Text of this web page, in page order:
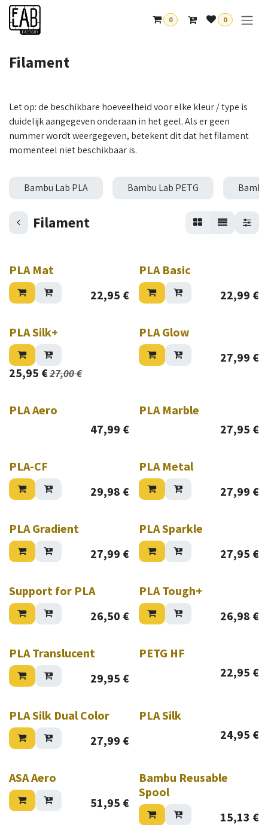
Overslaan naar inhoud
0 0
Filament
Let op: de beschikbare hoeveelheid voor elke kleur / type is
duidelijk aangegeven onderaan in het geel. Als er geen
nummer wordt weergegeven, betekent dit dat het filament
momenteel niet beschikbaar is.
Bambu Lab PLA Bambu Lab PETG
Filament
PLA Mat
22,95 €
PLA Basic
22,99 €
PLA Silk+
25,95 €27,00€
PLA Glow
27,99 €
PLA Aero
47,99 €
PLA Marble
27,95 €
PLA-CF
29,98 €
PLA Metal
27,99 €
PLA Gradient
27,99 €
PLA Sparkle
27,95 €
Haast je zolang de voorraad strekt!
Support for PLA
26,50 €
PLA Tough+
26,98 €
PLA Translucent
29,95 € Haast je zolang de voorraad strekt!
PETG HF
22,95 €
PLA Silk Dual Color
27,99 € Haast je zolang de voorraad strekt!
PLA Silk
24,95 €
Nieuw!
ASA Aero
51,95 €
Bambu Reusable
Spool
15,13 €